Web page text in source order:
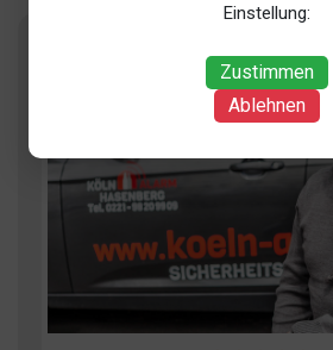
Einstellung:
Zustimmen
Ablehnen